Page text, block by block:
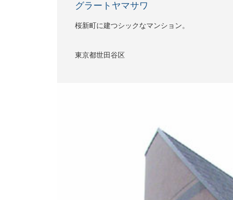
グラートヤマサワ
桜新町に建つシックなマンション。
東京都世田谷区